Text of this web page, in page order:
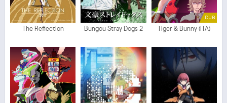
The Reflection Bungou Stray Dogs 2
DUB
Tiger & Bunny (ITA)